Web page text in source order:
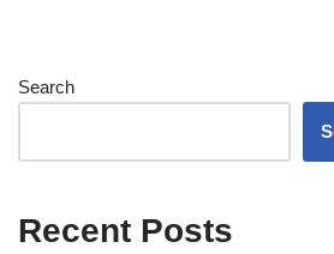
Search
Recent Posts